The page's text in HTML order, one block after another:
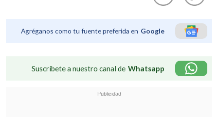
Agréganos como tu fuente preferida en Google
Suscríbete a nuestro canal de Whatsapp